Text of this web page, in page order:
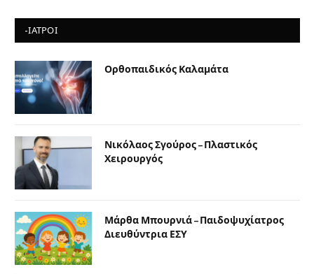
-ΙΑΤΡΟΙ
Ορθοπαιδικός Καλαμάτα
Νικόλαος Σγούρος – Πλαστικός
Χειρουργός
Μάρθα Μπουρνιά – Παιδοψυχίατρος
Διευθύντρια ΕΣΥ